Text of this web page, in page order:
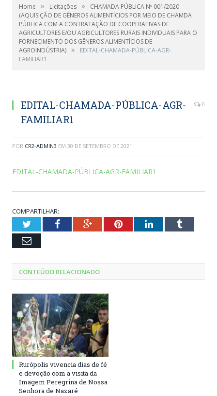
Home » Licitações »
CHAMADA PÚBLICA Nº 001/2020
(AQUISIÇÃO DE GÊNEROS ALIMENTÍCIOS POR MEIO DE CHAMDA
PÚBLICA COM A CONTRATAÇÃO DE COOPERATIVAS DE
AGRICULTORES E/OU AGRICULTORES RURAIS INDIVIDUAIS PARA O
FORNECIMENTO DOS GÊNEROS ALIMENTÍCIOS DE
AGROINDÚSTRIA) »
EDITAL-CHAMADA-PÚBLICA-AGR-
FAMILIAR1
EDITAL-CHAMADA-PÚBLICA-AGR-
FAMILIAR1
0
POR CR2-ADMIN3 EM 30 DE SETEMBRO DE 2021
EDITAL-CHAMADA-PÚBLICA-AGR-FAMILIAR1
COMPARTILHAR:
TwitterFacebookGoogle+PinterestLinkedInTumblr
Email
CONTEÚDO RELACIONADO
Rurópolis vivencia dias de fé
e devoção com a visita da
Imagem Peregrina de Nossa
Senhora de Nazaré